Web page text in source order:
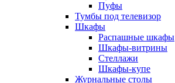
Пуфы
Тумбы под телевизор
Шкафы
Распашные шкафы
Шкафы-витрины
Стеллажи
Шкафы-купе
Журнальные столы